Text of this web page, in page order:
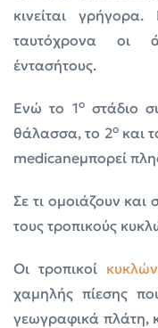
κινείται
ταυτόχρονα οι
έντασήτους.
Ενώ το 1οστάδιο
θάλασσα, το 2οκαι
medicaneμπορεί
Σε τι ομοιάζουν και
τους τροπικούς
Οι τροπικοί
χαμηλής πίεσης
γεωγραφικά πλάτη,